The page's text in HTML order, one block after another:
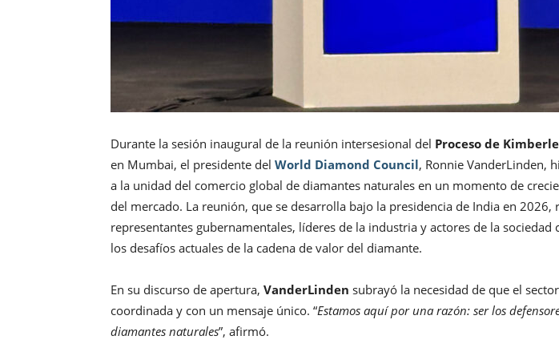
Durante la sesión inaugural de la reunión intersesional del Proceso de
en Mumbai, el presidente del World Diamond Council, Ronnie VanderLinden,
a la unidad del comercio global de diamantes naturales en un momento de
del mercado. La reunión, que se desarrolla bajo la presidencia de India en 2026,
representantes gubernamentales, líderes de la industria y actores de la sociedad
los desafíos actuales de la cadena de valor del diamante.
En su discurso de apertura, VanderLinden subrayó la necesidad de que el
coordinada y con un mensaje único. “Estamos aquí por una razón: ser los
diamantes naturales”, afirmó.